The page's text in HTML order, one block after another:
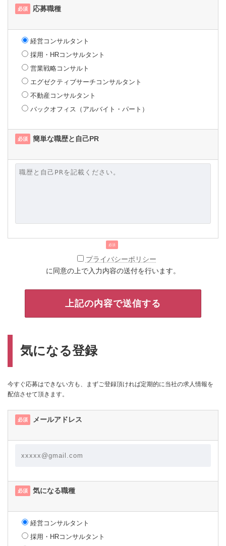
必須 応募職種
経営コンサルタント
採用・HRコンサルタント
営業戦略コンサルト
エグゼクティブサーチコンサルタント
不動産コンサルタント
バックオフィス（アルバイト・パート）
必須 簡単な職歴と自己PR
必須
プライバシーポリシー
に同意の上で入力内容の送付を行います。
気になる登録
今すぐ応募はできない方も、まずご登録頂ければ定期的に当社の求人情報を
配信させて頂きます。
必須 メールアドレス
必須 気になる職種
経営コンサルタント
採用・HRコンサルタント